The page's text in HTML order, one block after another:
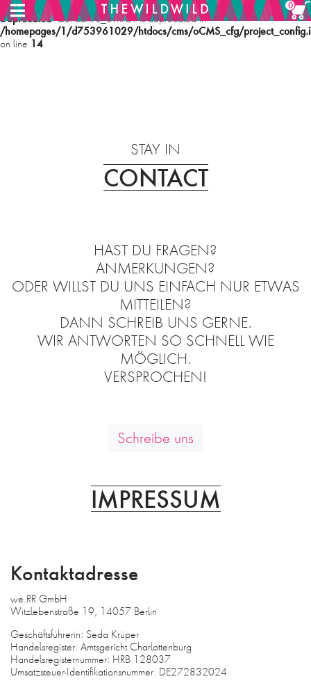
Deprecated: Constant E_STRICT is deprecated in
/homepages/1/d753961029/htdocs/cms/oCMS_cfg/
on line 14
PHILOSOPHIE
AGB
0
STAY IN
CONTACT
HAST DU FRAGEN?
ANMERKUNGEN?
ODER WILLST DU UNS EINFACH NUR ETWAS
MITTEILEN?
DANN SCHREIB UNS GERNE.
WIR ANTWORTEN SO SCHNELL WIE
MÖGLICH.
VERSPROCHEN!
Schreibe uns
IMPRESSUM
Kontaktadresse
we.RR GmbH
Witzlebenstraße 19, 14057 Berlin
Geschäftsführerin: Seda Krüper
Handelsregister: Amtsgericht Charlottenburg
Handelsregisternummer: HRB 128037
Umsatzsteuer-Identifikationsnummer: DE272832024